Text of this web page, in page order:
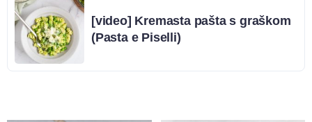
[video] Kremasta pašta s graškom
(Pasta e Piselli)